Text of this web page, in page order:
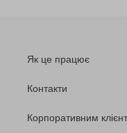
Як це працює
Контакти
Корпоративним